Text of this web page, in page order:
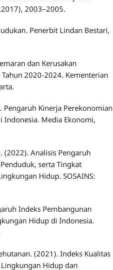
2003–2005.
Penerbit Lindan Bestari,
dan Kerusakan
2020-2024. Kementerian
Pengaruh Kinerja Perekonomian
Indonesia. Media Ekonomi,
(2022). Analisis Pengaruh
serta Tingkat
Hidup. SOSAINS:
Indeks Pembangunan
Hidup di Indonesia.
(2021). Indeks Kualitas
Hidup dan